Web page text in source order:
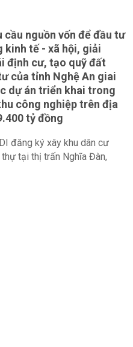
cầu nguồn vốn để đầu tư
kinh tế - xã hội, giải
định cư, tạo quỹ đất
của tỉnh Nghệ An giai
dự án triển khai trong
công nghiệp trên địa
tỷ đồng
đăng ký xây khu dân cư
tại thị trấn Nghĩa Đàn,